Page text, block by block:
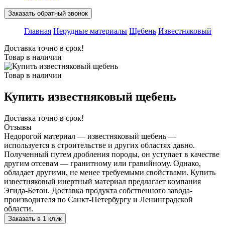
Заказать обратный звонок
Главная Нерудные материалы Щебень Известняковый
Доставка точно в срок!
Товар в наличии
Товар в наличии
Купить известняковый щебень
Доставка точно в срок!
Отзывы
Недорогой материал ― известняковый щебень ―
используется в строительстве и других областях давно.
Полученный путем дробления породы, он уступает в качестве
другим отсевам ― гранитному или гравийному. Однако,
обладает другими, не менее требуемыми свойствами. Купить
известняковый инертный материал предлагает компания
Эгида-Бетон. Доставка продукта собственного завода-
производителя по Санкт-Петербургу и Ленинградской
области.
Заказать в 1 клик